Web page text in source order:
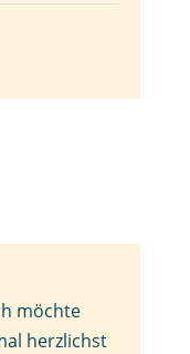
möchte
herzlichst